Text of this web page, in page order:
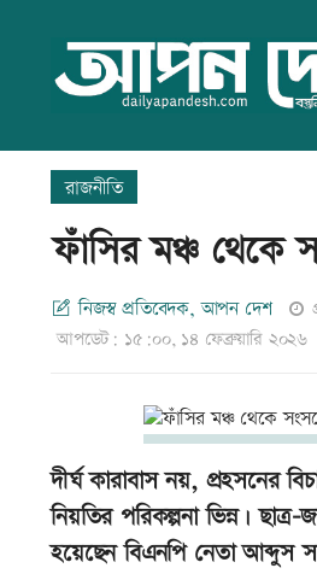
রাজনীতি
ফাঁসির মঞ্চ থেকে
নিজস্ব প্রতিবেদক, আপন দেশ
আপডেট: ১৫:০০, ১৪ ফেব্রুয়ারি ২০২৬
দীর্ঘ কারাবাস নয়, প্রহসনের
নিয়তির পরিকল্পনা ভিন্ন।
হয়েছেন বিএনপি নেতা আব্দুস